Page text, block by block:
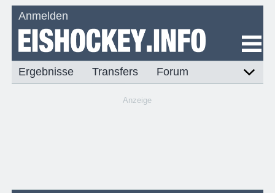
Anmelden
Ergebnisse Transfers Forum
Anzeige